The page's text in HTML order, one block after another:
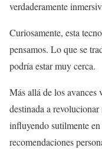
verdaderamente
Curiosamente, esta
pensamos. Lo que se
podría estar muy cerca.
Más allá de los
destinada a
influyendo sutilmente
recomendaciones